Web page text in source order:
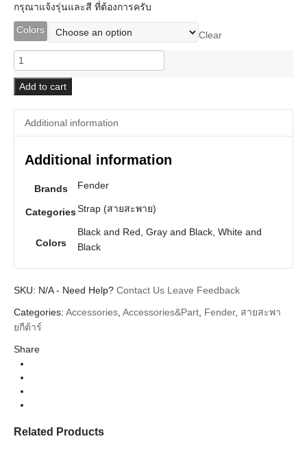
กรุณาแจ้งรุ่นและสี ที่ต้องการครับ
Colors
Clear
Fender
2"
Modern
Tweed
Strap
quantity
Add to cart
Additional information
Additional information
Brands Fender
CategoriesStrap (สายสะพาย)
Colors
Black and Red, Gray and Black, White and
Black
SKU: N/A- Need Help? Contact Us Leave Feedback
Categories: Accessories, Accessories&Part, Fender, สายสะพา
ยกีต้าร์
Share
Related Products